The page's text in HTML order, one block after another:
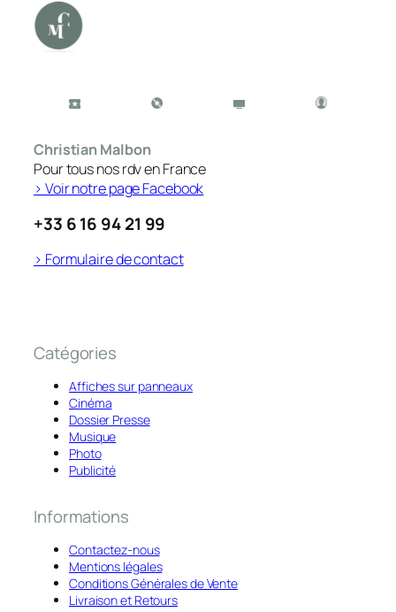
Christian Malbon
Pour tous nos rdv en France
> Voir notre page Facebook
+33 6 16 94 21 99
> Formulaire de contact
Catégories
Affiches sur panneaux
Cinéma
Dossier Presse
Musique
Photo
Publicité
Informations
Contactez-nous
Mentions légales
Conditions Générales de Vente
Livraison et Retours